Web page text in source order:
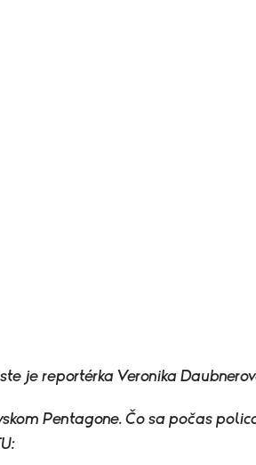
je reportérka Veronika
Pentagone. Čo sa počas